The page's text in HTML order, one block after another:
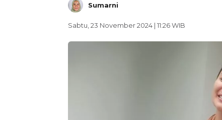
Sumarni
Sabtu, 23 November 2024 | 11:26 WIB